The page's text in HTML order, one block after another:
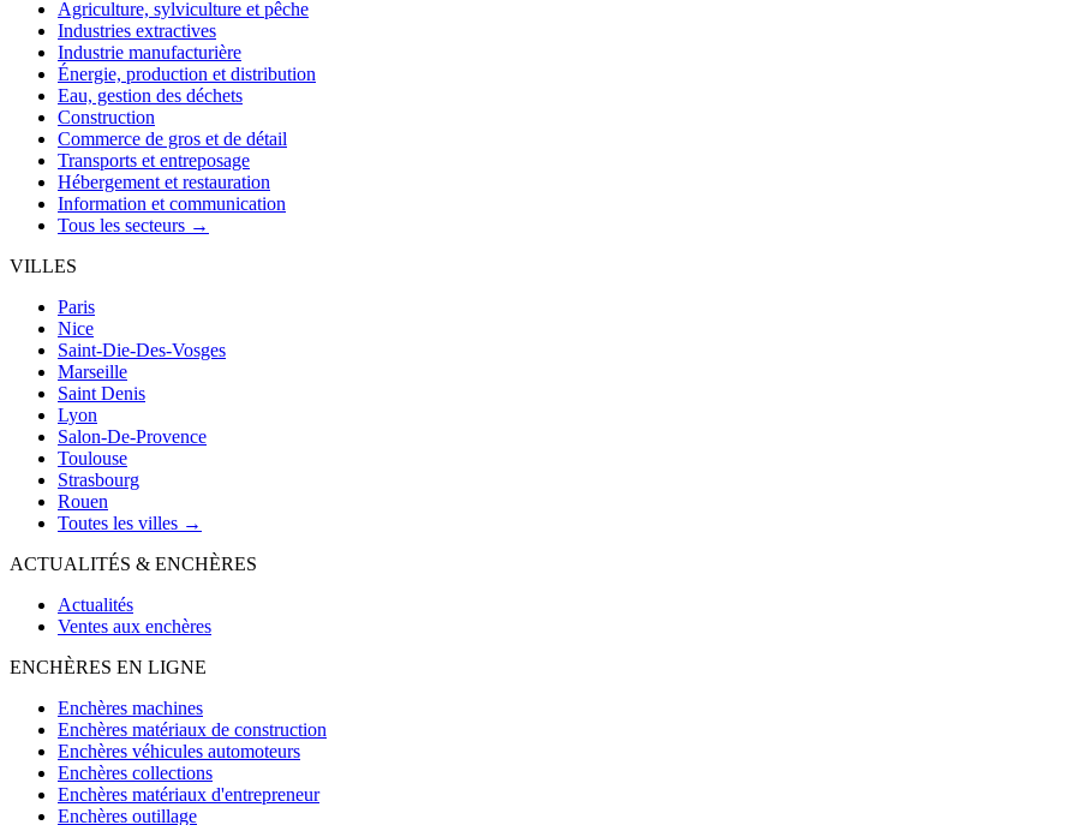
Agriculture, sylviculture et pêche
Industries extractives
Industrie manufacturière
Énergie, production et distribution
Eau, gestion des déchets
Construction
Commerce de gros et de détail
Transports et entreposage
Hébergement et restauration
Information et communication
Tous les secteurs →
VILLES
Paris
Nice
Saint-Die-Des-Vosges
Marseille
Saint Denis
Lyon
Salon-De-Provence
Toulouse
Strasbourg
Rouen
Toutes les villes →
ACTUALITÉS & ENCHÈRES
Actualités
Ventes aux enchères
ENCHÈRES EN LIGNE
Enchères machines
Enchères matériaux de construction
Enchères véhicules automoteurs
Enchères collections
Enchères matériaux d'entrepreneur
Enchères outillage